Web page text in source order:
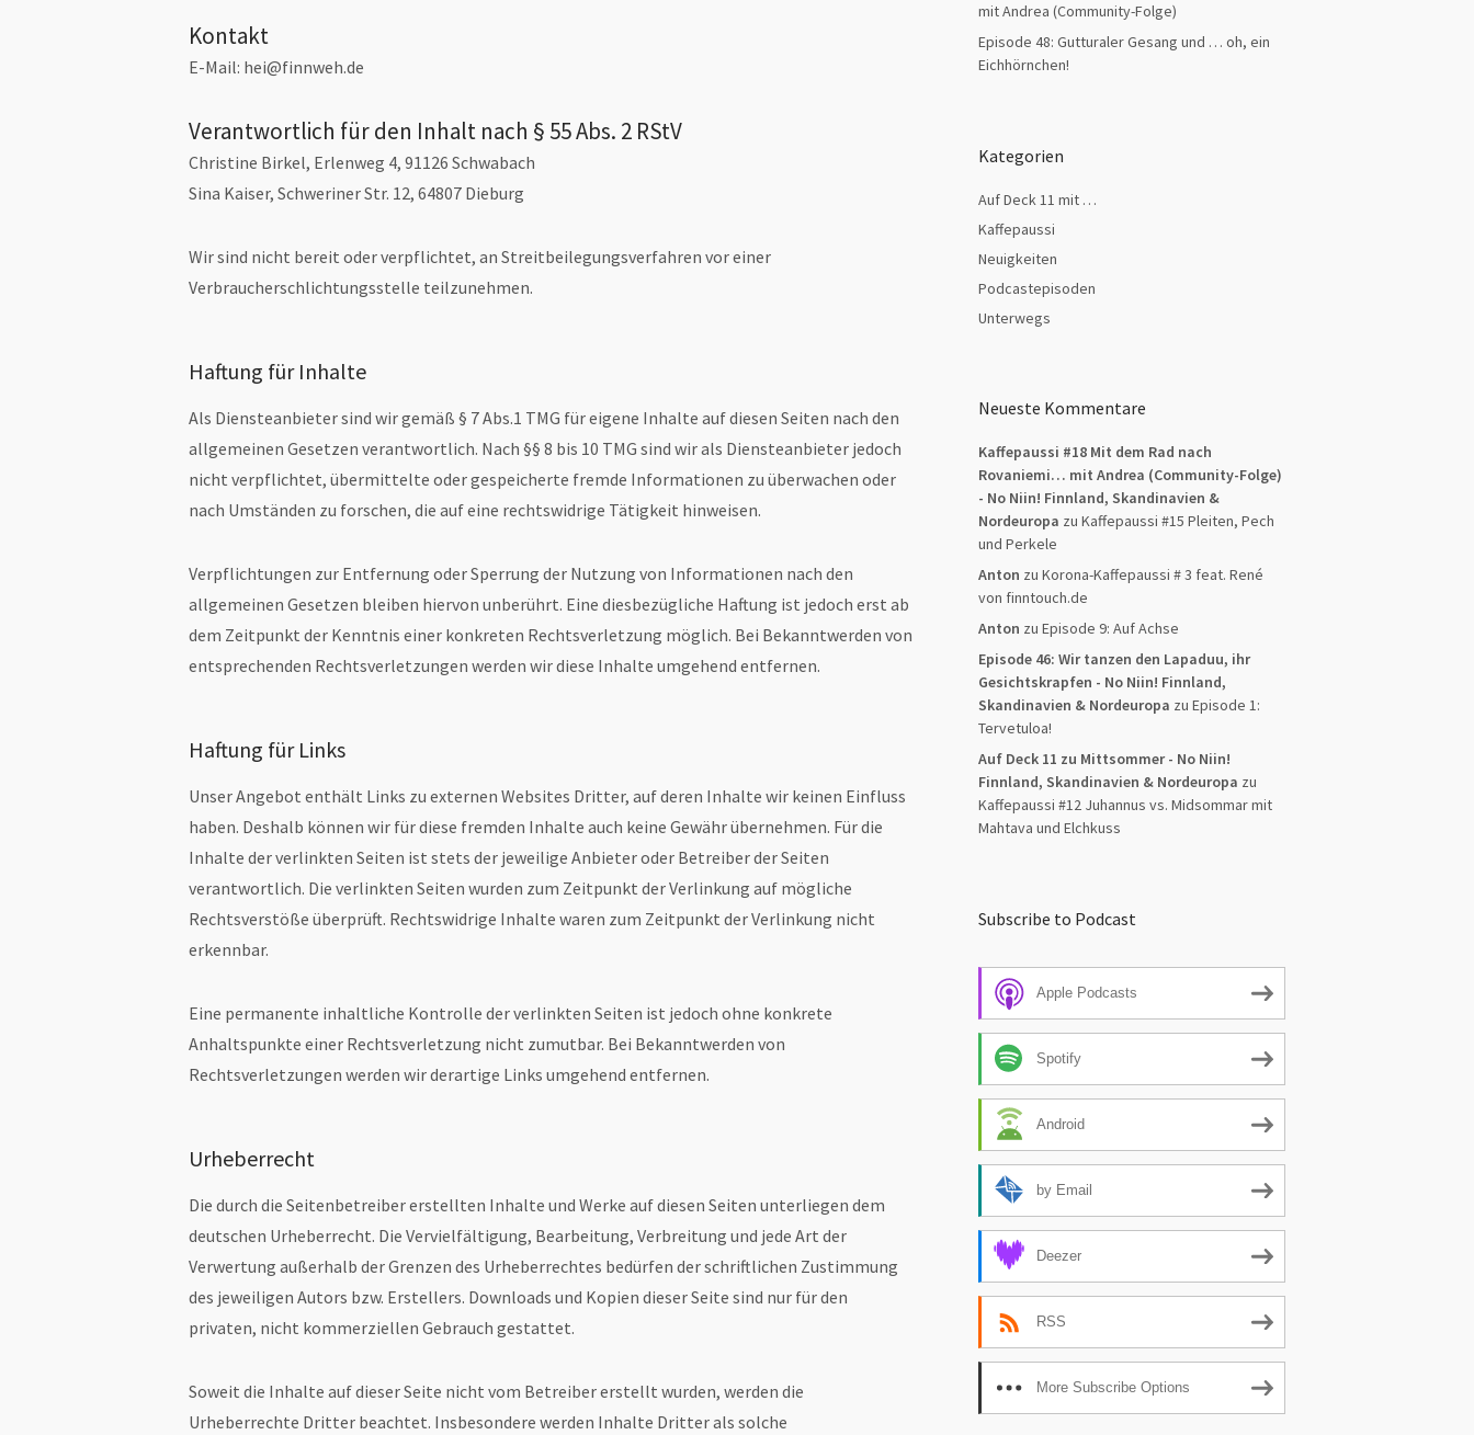
Kontakt
E-Mail: hei@finnweh.de
Verantwortlich für den Inhalt nach § 55 Abs. 2 RStV
Christine Birkel, Erlenweg 4, 91126 Schwabach
Sina Kaiser, Schweriner Str. 12, 64807 Dieburg
Wir sind nicht bereit oder verpflichtet, an Streitbeilegungsverfahren vor einer
Verbraucherschlichtungsstelle teilzunehmen.
Haftung für Inhalte
Als Diensteanbieter sind wir gemäß § 7 Abs.1 TMG für eigene Inhalte auf diesen Seiten nach den
allgemeinen Gesetzen verantwortlich. Nach §§ 8 bis 10 TMG sind wir als Diensteanbieter jedoch
nicht verpflichtet, übermittelte oder gespeicherte fremde Informationen zu überwachen oder
nach Umständen zu forschen, die auf eine rechtswidrige Tätigkeit hinweisen.
Verpflichtungen zur Entfernung oder Sperrung der Nutzung von Informationen nach den
allgemeinen Gesetzen bleiben hiervon unberührt. Eine diesbezügliche Haftung ist jedoch erst ab
dem Zeitpunkt der Kenntnis einer konkreten Rechtsverletzung möglich. Bei Bekanntwerden von
entsprechenden Rechtsverletzungen werden wir diese Inhalte umgehend entfernen.
Haftung für Links
Unser Angebot enthält Links zu externen Websites Dritter, auf deren Inhalte wir keinen Einfluss
haben. Deshalb können wir für diese fremden Inhalte auch keine Gewähr übernehmen. Für die
Inhalte der verlinkten Seiten ist stets der jeweilige Anbieter oder Betreiber der Seiten
verantwortlich. Die verlinkten Seiten wurden zum Zeitpunkt der Verlinkung auf mögliche
Rechtsverstöße überprüft. Rechtswidrige Inhalte waren zum Zeitpunkt der Verlinkung nicht
erkennbar.
Eine permanente inhaltliche Kontrolle der verlinkten Seiten ist jedoch ohne konkrete
Anhaltspunkte einer Rechtsverletzung nicht zumutbar. Bei Bekanntwerden von
Rechtsverletzungen werden wir derartige Links umgehend entfernen.
Urheberrecht
Die durch die Seitenbetreiber erstellten Inhalte und Werke auf diesen Seiten unterliegen dem
deutschen Urheberrecht. Die Vervielfältigung, Bearbeitung, Verbreitung und jede Art der
Verwertung außerhalb der Grenzen des Urheberrechtes bedürfen der schriftlichen Zustimmung
des jeweiligen Autors bzw. Erstellers. Downloads und Kopien dieser Seite sind nur für den
privaten, nicht kommerziellen Gebrauch gestattet.
Soweit die Inhalte auf dieser Seite nicht vom Betreiber erstellt wurden, werden die
Urheberrechte Dritter beachtet. Insbesondere werden Inhalte Dritter als solche
mit Andrea (Community-Folge)
Episode 48: Gutturaler Gesang und … oh, ein
Eichhörnchen!
Kategorien
Auf Deck 11 mit …
Kaffepaussi
Neuigkeiten
Podcastepisoden
Unterwegs
Neueste Kommentare
Kaffepaussi #18 Mit dem Rad nach
Rovaniemi… mit Andrea (Community-Folge)
- No Niin! Finnland, Skandinavien &
Nordeuropa zu Kaffepaussi #15 Pleiten, Pech
und Perkele
Anton zu Korona-Kaffepaussi # 3 feat. René
von finntouch.de
Anton zu Episode 9: Auf Achse
Episode 46: Wir tanzen den Lapaduu, ihr
Gesichtskrapfen - No Niin! Finnland,
Skandinavien & Nordeuropa zu Episode 1:
Tervetuloa!
Auf Deck 11 zu Mittsommer - No Niin!
Finnland, Skandinavien & Nordeuropa zu
Kaffepaussi #12 Juhannus vs. Midsommar mit
Mahtava und Elchkuss
Subscribe to Podcast
Apple Podcasts
Spotify
Android
by Email
Deezer
RSS
More Subscribe Options